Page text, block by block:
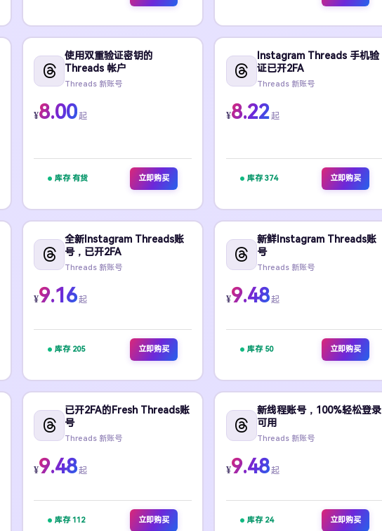
使用双重验证密钥的
Threads 帐户
Threads 新账号
¥8.00起
库存 有货 立即购买
Instagram Threads 手机验
证已开2FA
Threads 新账号
¥8.22起
库存 374 立即购买
全新Instagram Threads账
号，已开2FA
Threads 新账号
¥9.16起
库存 205 立即购买
新鲜Instagram Threads账
号
Threads 新账号
¥9.48起
库存 50 立即购买
已开2FA的Fresh Threads账
号
Threads 新账号
¥9.48起
库存 112 立即购买
新线程账号，100%轻松登录
可用
Threads 新账号
¥9.48起
库存 24 立即购买